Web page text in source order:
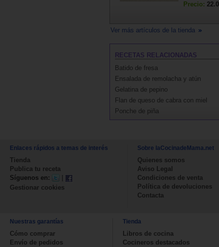
Precio:
Ver más artículos de la tienda
RECETAS RELACIONADAS
Batido de fresa
Ensalada de remolacha y atún
Gelatina de pepino
Flan de queso de cabra con miel
Ponche de piña
Enlaces rápidos a temas de interés
Tienda
Publica tu receta
Síguenos en:
Gestionar cookies
Sobre laCocinadeMama.net
Quienes somos
Aviso Legal
Condiciones de venta
Política de devoluciones
Contacta
Nuestras garantías
Cómo comprar
Envío de pedidos
Tienda
Libros de cocina
Cocineros destacados